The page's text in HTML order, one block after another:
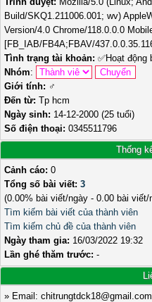
Build/SKQ1.211006.001; wv)
Version/4.0 Chrome/118.0.0.0
[FB_IAB/FB4A;FBAV/
Tình trạng tài khoản: ✅Hoạt
Nhóm:
Giới tính: ♂️
Đến từ: Tp hcm
Ngày sinh: 14-12-2000 (25 tuổi)
Số điện thoại: 0345511796
Thống
Cảnh cáo: 0
Tổng số bài viết: 3
(0.00% bài viết/ngày - 0.00 bài viết/
Tìm kiếm bài viết của thành viên
Tìm kiếm chủ đề của thành viên
Ngày tham gia: 16/03/2022 19:32
Lần ghé thăm trước: -
» Email: chitrungtdck18@gmail.com